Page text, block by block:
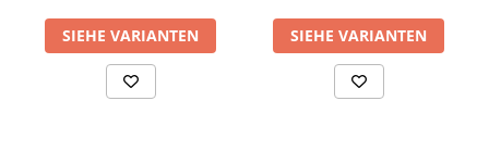
SIEHE VARIANTEN SIEHE VARIANTEN